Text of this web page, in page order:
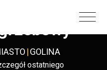
|GOLINA
ostatniego